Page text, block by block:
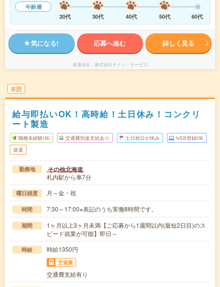
年齢層
20代
30代 40代 50代 60代
気になる! 応募へ進む 詳しく見る
派遣会社 株式会社テクノ・サービス
未読
給与即払いOK！高時給！土日休み！コンクリ
ート製造
職種未経験OK 交通費別途支給あり 土日祝日が休み WEB登録OK
派遣
勤務地 その他北海道
札内駅から車7分
曜日頻度 月～金・祝
時間 7:30～17:00※表記のうち実働8時間です。
期間
1ヶ月以上3ヶ月未満【ご応募から1週間以内(最短2日目)のス
ピード就業が可能】即日～
時給 時給1350円
交通費
交通費支給有り